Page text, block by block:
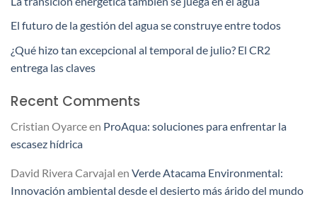
El futuro de la gestión del agua se construye entre todos
¿Qué hizo tan excepcional al temporal de julio? El CR2
entrega las claves
Recent Comments
Cristian Oyarceen ProAqua: soluciones para enfrentar la
escasez hídrica
David Rivera Carvajal en Verde Atacama Environmental:
Innovación ambiental desde el desierto más árido del mundo